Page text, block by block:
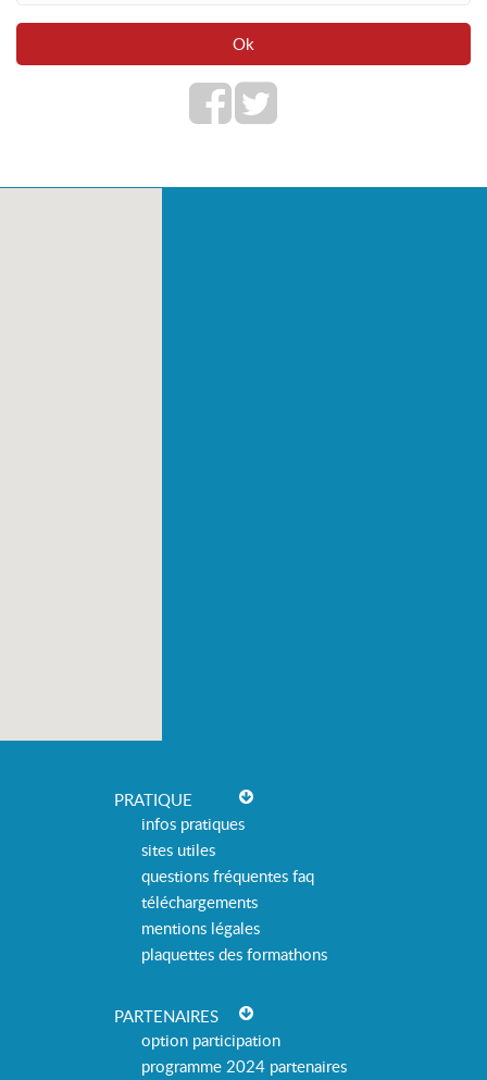
PRATIQUE
infos pratiques
sites utiles
questions fréquentes faq
téléchargements
mentions légales
plaquettes des formathons
PARTENAIRES
option participation
programme 2024 partenaires